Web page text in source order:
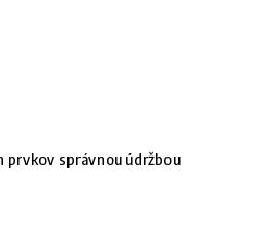
správnou údržbou